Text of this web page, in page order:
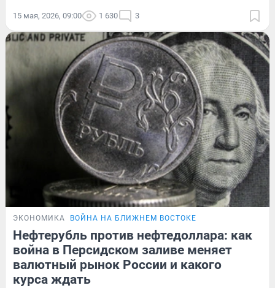
15 мая, 2026, 09:00 1 630 3
ЭКОНОМИКА ВОЙНА НА БЛИЖНЕМ ВОСТОКЕ
Нефтерубль против нефтедоллара: как
война в Персидском заливе меняет
валютный рынок России и какого
курса ждать